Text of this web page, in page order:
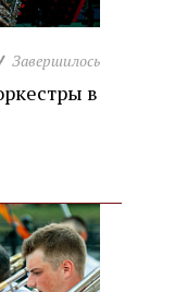
Завершилось
в